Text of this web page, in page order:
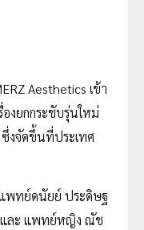
Aesthetics เข้า
งยกกระชับรุ่นใหม่
งจัดขึ้นที่ประเทศ
แพทย์ดนัยย์ ประดิษฐ
และ แพทย์หญิง ณัช